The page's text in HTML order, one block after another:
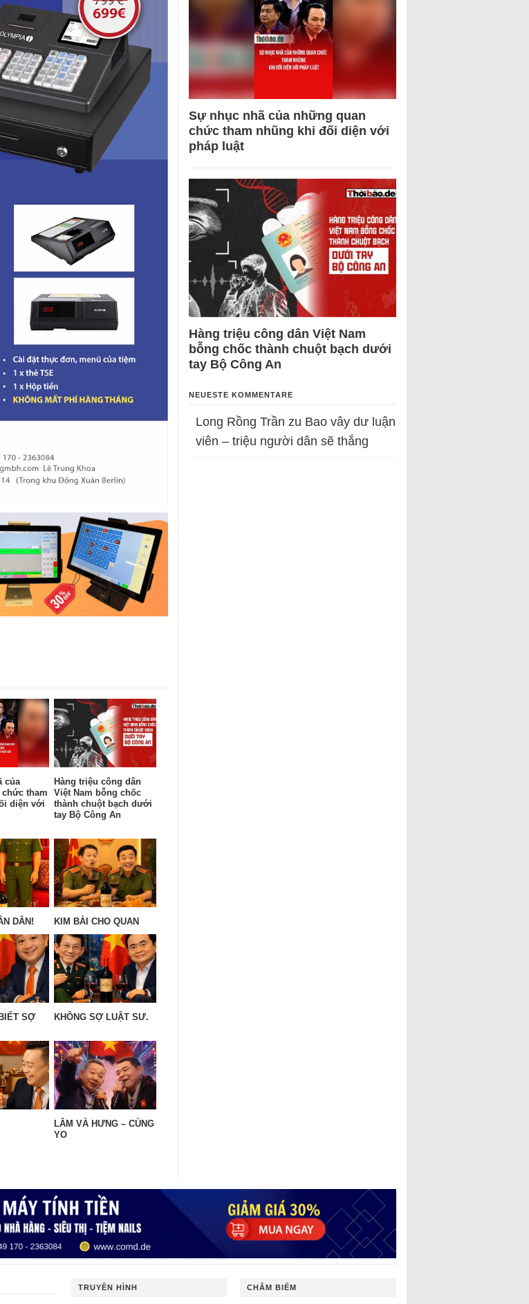
của
tham
diện với
Hàng triệu công dân
Việt Nam bỗng chốc
thành chuột bạch dưới
tay Bộ Công An
DÂN! KIM BÀI CHO QUAN
SỢ
KHÔNG SỢ LUẬT SƯ.
LÂM VÀ HƯNG – CÙNG
YO
Sự nhục nhã của những quan
chức tham nhũng khi đối diện với
pháp luật
Hàng triệu công dân Việt Nam
bỗng chốc thành chuột bạch dưới
tay Bộ Công An
NEUESTE KOMMENTARE
Long Rồng Trần zu Bao vây dư luận
viên – triệu người dân sẽ thắng
TRUYỀN HÌNH CHÂM BIẾM